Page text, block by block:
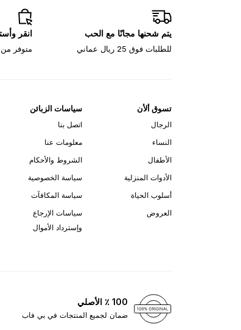
يتم شحنها مجانًا مع الحب
للطلبات فوق 25 ريال عماني
انقر
متوفر من
تسوق ألأن
الرجال
النساء
الأطفال
الأدوات المنزلية
أسلوب الحياة
العروض
سياسات الزبائن
اتصل بنا
معلومات عنا
الشروط والأحكام
سياسة الخصوصية
سياسة المكافآت
سياسات الإرجاع
وإسترداد الأموال
100 ٪ الأصلي
ضمان لجميع المنتجات في بي فاب